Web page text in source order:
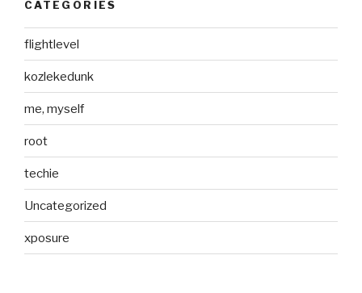
CATEGORIES
flightlevel
kozlekedunk
me, myself
root
techie
Uncategorized
xposure